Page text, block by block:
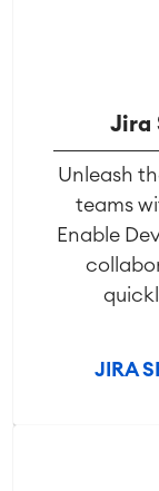
Jira
Unleash
teams
Enable
JIRA